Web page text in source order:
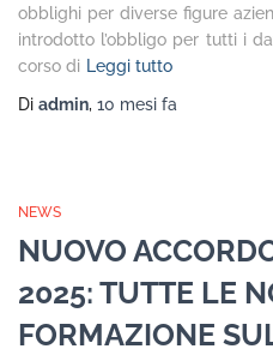
obblighi per diverse figure
introdotto l’obbligo per tutti i
corso di Leggi tutto
Di admin, 10 mesi fa
NEWS
NUOVO
2025: TUTTE LE
FORMAZIONE